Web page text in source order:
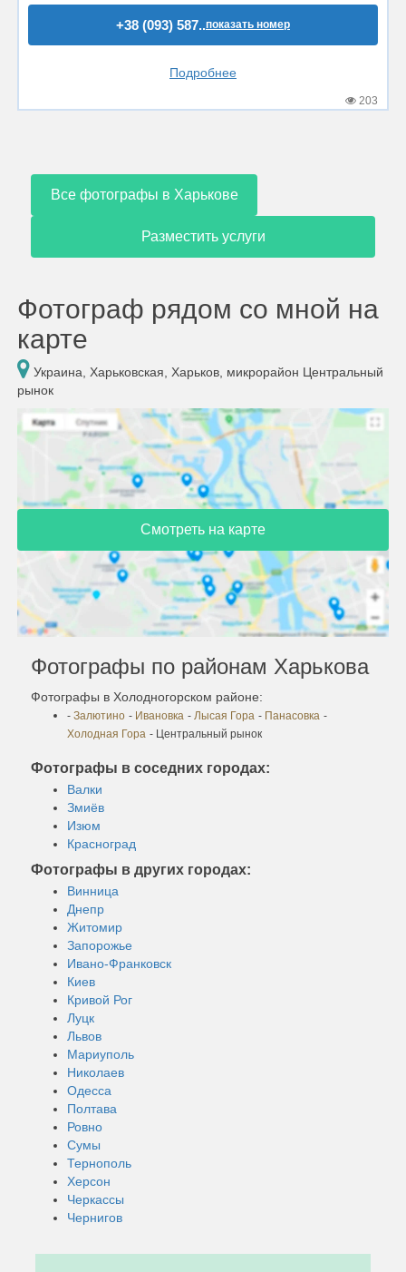
+38 (093) 587..показать номер
Подробнее
203
Все фотографы в Харькове
Разместить услуги
Фотограф рядом со мной на
карте
Украина, Харьковская, Харьков, микрорайон Центральный
рынок
Смотреть на карте
Фотографы по районам Харькова
Фотографы в Холодногорском районе:
- Залютино - Ивановка - Лысая Гора - Панасовка -
Холодная Гора - Центральный рынок
Фотографы в соседних городах:
Валки
Змиёв
Изюм
Красноград
Фотографы в других городах:
Винница
Днепр
Житомир
Запорожье
Ивано-Франковск
Киев
Кривой Рог
Луцк
Львов
Мариуполь
Николаев
Одесса
Полтава
Ровно
Сумы
Тернополь
Херсон
Черкассы
Чернигов